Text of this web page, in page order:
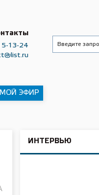
5-13-24
ЭФИР
ИНТЕРВЬЮ